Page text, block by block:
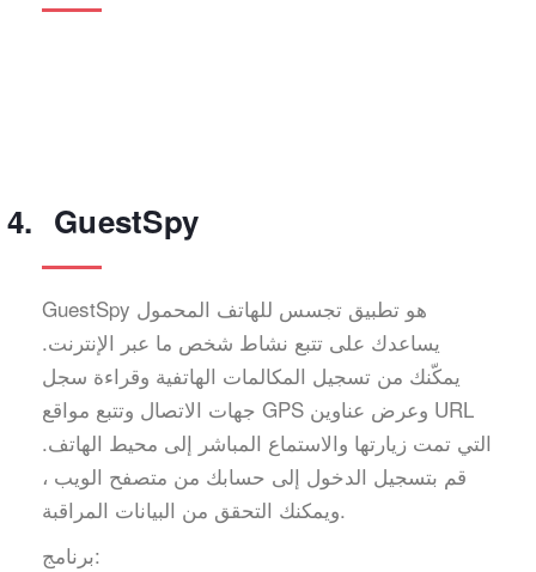
GuestSpy
GuestSpy هو تطبيق تجسس للهاتف المحمول
يساعدك على تتبع نشاط شخص ما عبر الإنترنت.
يمكّنك من تسجيل المكالمات الهاتفية وقراءة سجل
جهات الاتصال وتتبع مواقع GPS وعرض عناوين URL
التي تمت زيارتها والاستماع المباشر إلى محيط الهاتف.
قم بتسجيل الدخول إلى حسابك من متصفح الويب ،
ويمكنك التحقق من البيانات المراقبة.
برنامج: